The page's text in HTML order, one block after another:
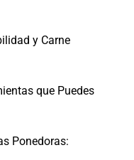
y Carne
que Puedes
Ponedoras: